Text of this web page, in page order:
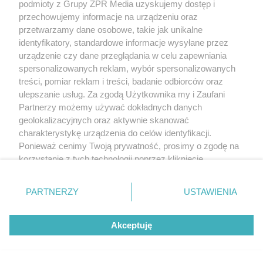
silnego wiatru) może występować przy okapie, w
dachu z wentylowaną szczeliną pod pokryciem połaci
dachu stromego, co schematycznie przedstawiono na
rys. 4. Skutki mogą być obserwowane w postaci
zwiększonego zapotrzebowania na ciepło do ogrzania
pomieszczenia lub jego niedogrzania oraz
ewentualnego występowania powierzchniowej
kondensacji pary wodnej.
podmioty z Grupy ZPR Media uzyskujemy dostęp i
przechowujemy informacje na urządzeniu oraz
przetwarzamy dane osobowe, takie jak unikalne
identyfikatory, standardowe informacje wysyłane przez
urządzenie czy dane przeglądania w celu zapewniania
spersonalizowanych reklam, wybór spersonalizowanych
treści, pomiar reklam i treści, badanie odbiorców oraz
ulepszanie usług. Za zgodą Użytkownika my i Zaufani
Partnerzy możemy używać dokładnych danych
geolokalizacyjnych oraz aktywnie skanować
charakterystykę urządzenia do celów identyfikacji.
Ponieważ cenimy Twoją prywatność, prosimy o zgodę na
korzystanie z tych technologii poprzez kliknięcie
zmienić/wycofać klikając przycisk ustawień prywatności
znajdujący się w lewym dolnym rogu strony
rodzaje przetwarzania danych nie wymagają zgody
użytkownika, ale masz prawo sprzeciwić się takiemu
przetwarzaniu. Preferencje będą miały zastosowanie tylko
PARTNERZY USTAWIENIA
Akceptuję